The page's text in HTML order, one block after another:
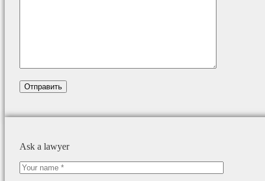
Ask a lawyer